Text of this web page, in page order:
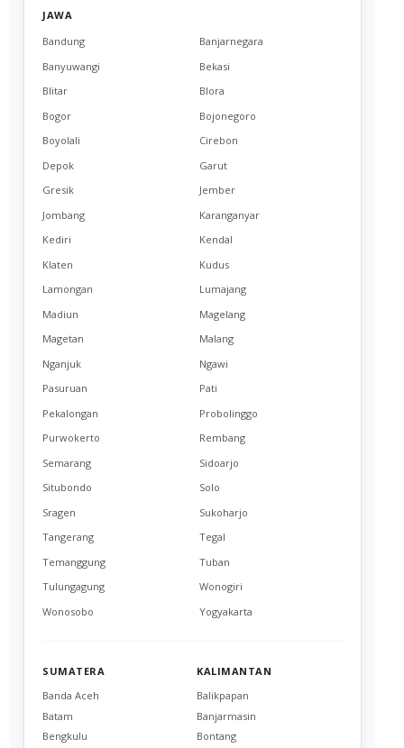
JAWA
Bandung
Banjarnegara
Banyuwangi
Bekasi
Blitar
Blora
Bogor
Bojonegoro
Boyolali
Cirebon
Depok
Garut
Gresik
Jember
Jombang
Karanganyar
Kediri
Kendal
Klaten
Kudus
Lamongan
Lumajang
Madiun
Magelang
Magetan
Malang
Nganjuk
Ngawi
Pasuruan
Pati
Pekalongan
Probolinggo
Purwokerto
Rembang
Semarang
Sidoarjo
Situbondo
Solo
Sragen
Sukoharjo
Tangerang
Tegal
Temanggung
Tuban
Tulungagung
Wonogiri
Wonosobo
Yogyakarta
SUMATERA
Banda Aceh
Batam
Bengkulu
KALIMANTAN
Balikpapan
Banjarmasin
Bontang